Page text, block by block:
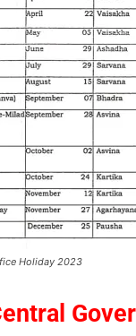
Holiday 2023